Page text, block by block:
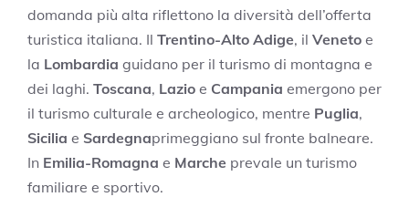
domanda più alta riflettono la diversità dell’offerta
turistica italiana. Il Trentino-Alto Adige, il Veneto e
la Lombardia guidano per il turismo di montagna e
dei laghi. Toscana, Lazio e Campania emergono per
il turismo culturale e archeologico, mentre Puglia,
Sicilia e Sardegnaprimeggiano sul fronte balneare.
In Emilia-Romagna e Marche prevale un turismo
familiare e sportivo.